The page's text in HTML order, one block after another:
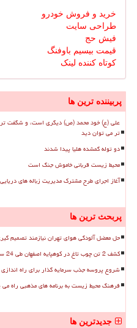
خرید و فروش خودرو
طراحی سایت
فیش حج
قیمت بیسیم باوفنگ
کوتاه کننده لینک
پربیننده ترین ها
علی (ع) خود محمد (ص) دیگری است، و شگفت تر
تر می توان دید
دو توله گمشده هلیا پیدا شدند
محیط زیست قربانی خاموش جنگ است
آغاز اجرای طرح مشترک مدیریت زباله های
پربحث ترین ها
حل معضل آلودگی هوای تهران نیازمند تصمیم
کشف 2 تن چوب تاغ در کوهپایه اصفهان طی 24 ساعت اخیر 8 نفر دستگیر شدند
شروع پروسه جذب سرمایه گذار برای راه اندازی زباله سوز
فرهنگ محیط زیست به برنامه های مذهبی راه می
جدیدترین ها